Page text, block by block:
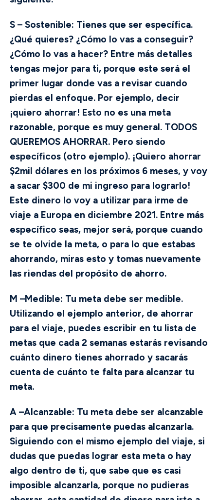
S – Sostenible: Tienes que ser específica.
¿Qué quieres? ¿Cómo lo vas a conseguir?
¿Cómo lo vas a hacer? Entre más detalles
tengas mejor para ti, porque este será el
primer lugar donde vas a revisar cuando
pierdas el enfoque. Por ejemplo, decir
¡quiero ahorrar! Esto no es una meta
razonable, porque es muy general. TODOS
QUEREMOS AHORRAR. Pero siendo
específicos (otro ejemplo). ¡Quiero ahorrar
$2mil dólares en los próximos 6 meses, y voy
a sacar $300 de mi ingreso para lograrlo!
Este dinero lo voy a utilizar para irme de
viaje a Europa en diciembre 2021. Entre más
específico seas, mejor será, porque cuando
se te olvide la meta, o para lo que estabas
ahorrando, miras esto y tomas nuevamente
las riendas del propósito de ahorro.
M –Medible: Tu meta debe ser medible.
Utilizando el ejemplo anterior, de ahorrar
para el viaje, puedes escribir en tu lista de
metas que cada 2 semanas estarás revisando
cuánto dinero tienes ahorrado y sacarás
cuenta de cuánto te falta para alcanzar tu
meta.
A –Alcanzable: Tu meta debe ser alcanzable
para que precisamente puedas alcanzarla.
Siguiendo con el mismo ejemplo del viaje, si
dudas que puedas lograr esta meta o hay
algo dentro de ti, que sabe que es casi
imposible alcanzarla, porque no pudieras